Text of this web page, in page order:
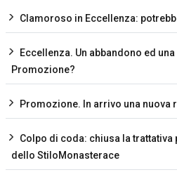
Clamoroso in Eccellenza:
Eccellenza. Un abbandono ed
Promozione?
Promozione. In arrivo una nuova
Colpo di coda: chiusa la
dello StiloMonasterace